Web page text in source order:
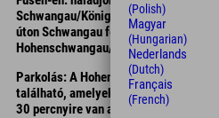
Schwangau/Königsschlösser felé.
úton Schwangau felé, majd forduljon
Hohenschwangau/Königsschlösser felé.
Parkolás: A Hohenschwangau-
található, amelyek jól ki vannak
30 percnyire van a Hohenschwangau-
(Polish)
Magyar
(Hungarian)
Nederlands
(Dutch)
Français
(French)